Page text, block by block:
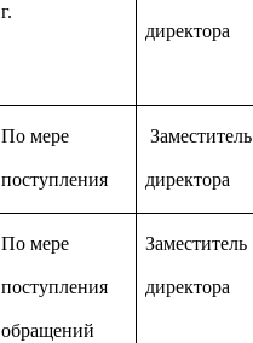
г.
директора
По мере
поступления
Заместитель
директора
По мере
поступления
обращений
Заместитель
директора